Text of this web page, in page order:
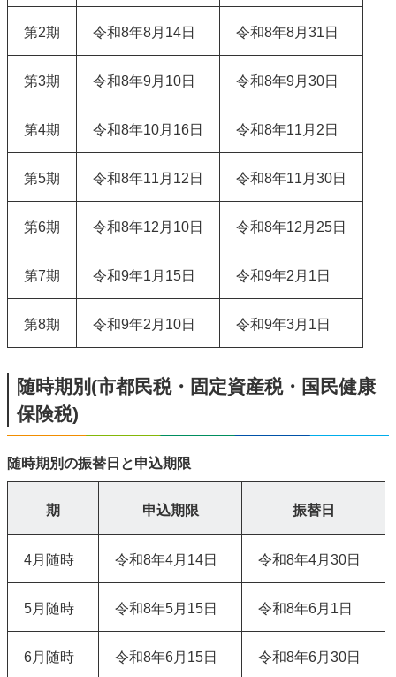
第2期 令和8年8月14日 令和8年8月31日
第3期 令和8年9月10日 令和8年9月30日
第4期 令和8年10月16日 令和8年11月2日
第5期 令和8年11月12日 令和8年11月30日
第6期 令和8年12月10日 令和8年12月25日
第7期 令和9年1月15日 令和9年2月1日
第8期 令和9年2月10日 令和9年3月1日
随時期別(市都民税・固定資産税・国民健康
保険税)
随時期別の振替日と申込期限
期 申込期限 振替日
4月随時 令和8年4月14日 令和8年4月30日
5月随時 令和8年5月15日 令和8年6月1日
6月随時 令和8年6月15日 令和8年6月30日